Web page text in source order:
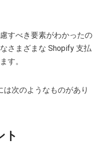
すべき要素がわかったの
さまざまな Shopify 支払
す。
次のようなものがあり
ト